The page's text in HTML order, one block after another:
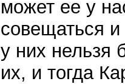
может ее у
совещаться
у них нельзя
их, и тогда